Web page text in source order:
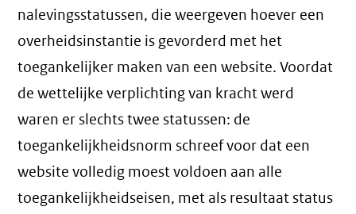
nalevingsstatussen, die weergeven hoever een
overheidsinstantie is gevorderd met het
toegankelijker maken van een website. Voordat
de wettelijke verplichting van kracht werd
waren er slechts twee statussen: de
toegankelijkheidsnorm schreef voor dat een
website volledig moest voldoen aan alle
toegankelijkheidseisen, met als resultaat status